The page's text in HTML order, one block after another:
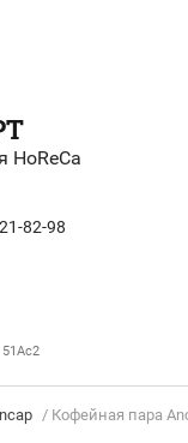
HoReCa
82-98
/ Кофейная пара